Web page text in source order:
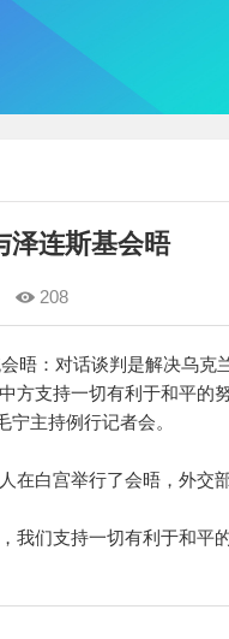
泽连斯基会晤
208
晤：对话谈判是解决乌克
支持一切有利于和平的努
主持例行记者会。
白宫举行了会晤，外交
们支持一切有利于和平的